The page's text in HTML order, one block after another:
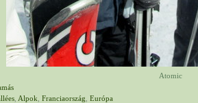
Atomic
Alpok Franciaország Európa